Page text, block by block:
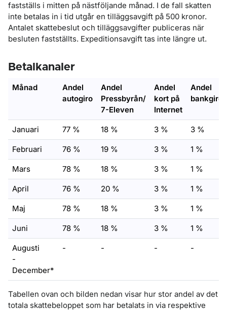
fastställs i mitten på nästföljande månad. I de fall skatten
inte betalas in i tid utgår en tilläggsavgift på 500 kronor.
Antalet skattebeslut och tilläggsavgifter publiceras när
besluten fastställts. Expeditionsavgift tas inte längre ut.
Betalkanaler
Månad
Andel
autogiro
Andel
Pressbyrån/
7-Eleven
Andel
kort på
Internet
Andel
Januari 77 % 18 % 3 % 3 %
Februari 76 % 19 % 3 % 1 %
Mars 78 % 18 % 3 % 1 %
April 76 % 20 % 3 % 1 %
Maj 78 % 18 % 3 % 1 %
Juni 78 % 18 % 3 % 1 %
Augusti
-
December*
- - - -
Tabellen ovan och bilden nedan visar hur stor andel av det
totala skattebeloppet som har betalats in via respektive